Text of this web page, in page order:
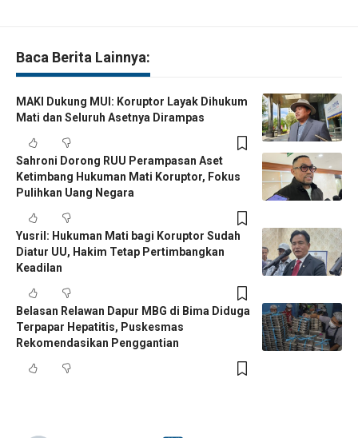
Baca Berita Lainnya:
MAKI Dukung MUI: Koruptor Layak Dihukum
Mati dan Seluruh Asetnya Dirampas
Sahroni Dorong RUU Perampasan Aset
Ketimbang Hukuman Mati Koruptor, Fokus
Pulihkan Uang Negara
Yusril: Hukuman Mati bagi Koruptor Sudah
Diatur UU, Hakim Tetap Pertimbangkan
Keadilan
Belasan Relawan Dapur MBG di Bima Diduga
Terpapar Hepatitis, Puskesmas
Rekomendasikan Penggantian